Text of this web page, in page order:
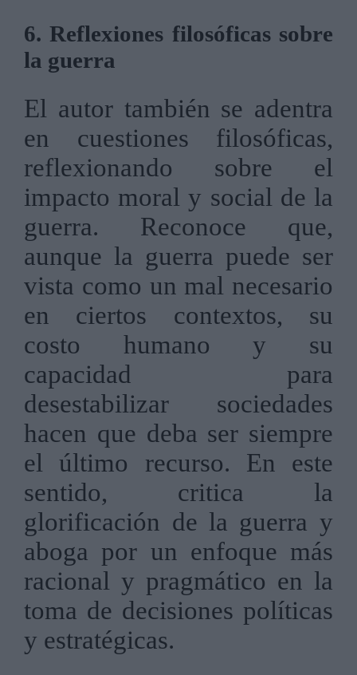
6. Reflexiones filosóficas sobre
la guerra
El autor también se adentra
en cuestiones filosóficas,
reflexionando sobre el
impacto moral y social de la
guerra. Reconoce que,
aunque la guerra puede ser
vista como un mal necesario
en ciertos contextos, su
costo humano y su
capacidad para
desestabilizar sociedades
hacen que deba ser siempre
el último recurso. En este
sentido, critica la
glorificación de la guerra y
aboga por un enfoque más
racional y pragmático en la
toma de decisiones políticas
y estratégicas.